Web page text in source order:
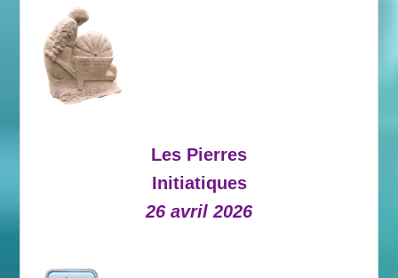
Les Pierres
Initiatiques
26 avril 2026